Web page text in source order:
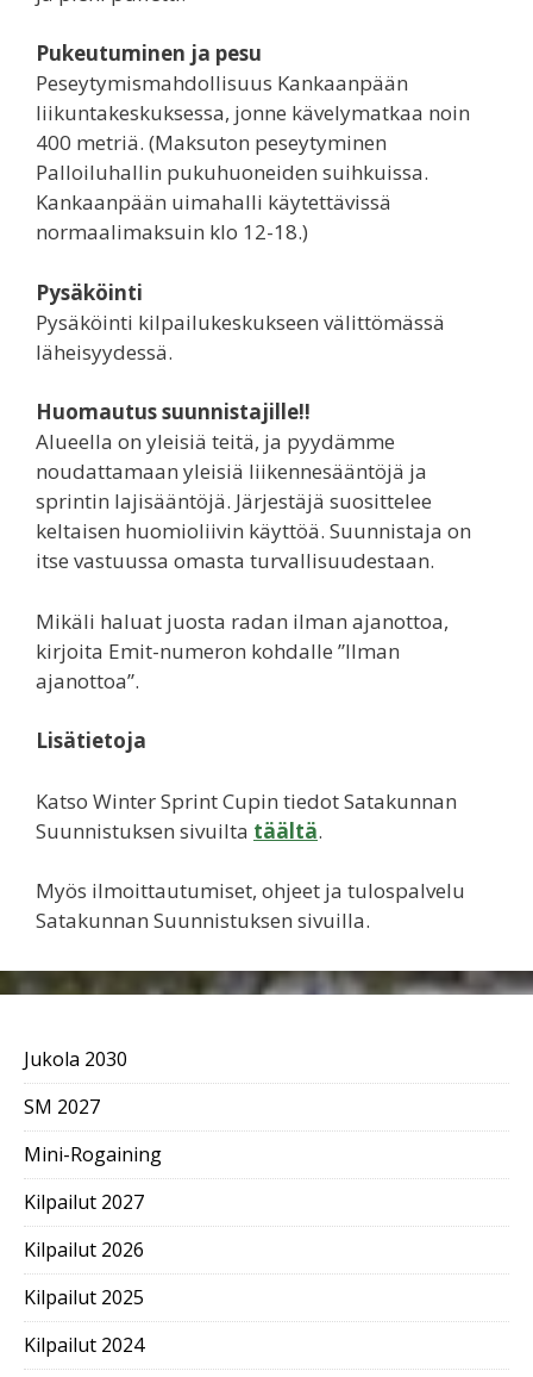
Pukeutuminen ja pesu
Peseytymismahdollisuus Kankaanpään
liikuntakeskuksessa, jonne kävelymatkaa noin
400 metriä. (Maksuton peseytyminen
Palloiluhallin pukuhuoneiden suihkuissa.
Kankaanpään uimahalli käytettävissä
normaalimaksuin klo 12-18.)
Pysäköinti
Pysäköinti kilpailukeskukseen välittömässä
läheisyydessä.
Huomautus suunnistajille!!
Alueella on yleisiä teitä, ja pyydämme
noudattamaan yleisiä liikennesääntöjä ja
sprintin lajisääntöjä. Järjestäjä suosittelee
keltaisen huomioliivin käyttöä. Suunnistaja on
itse vastuussa omasta turvallisuudestaan.
Mikäli haluat juosta radan ilman ajanottoa,
kirjoita Emit-numeron kohdalle ”Ilman
ajanottoa”.
Lisätietoja
Katso Winter Sprint Cupin tiedot Satakunnan
Suunnistuksen sivuilta täältä.
Myös ilmoittautumiset, ohjeet ja tulospalvelu
Satakunnan Suunnistuksen sivuilla.
Jukola 2030
SM 2027
Mini-Rogaining
Kilpailut 2027
Kilpailut 2026
Kilpailut 2025
Kilpailut 2024